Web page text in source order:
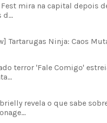
mira na capital depois
d...
Tartarugas Ninja: Caos
terror 'Fale Comigo'
revela o que sabe